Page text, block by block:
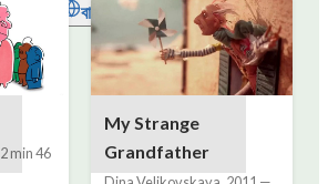
বাংলা
2 min 46
My Strange
Grandfather